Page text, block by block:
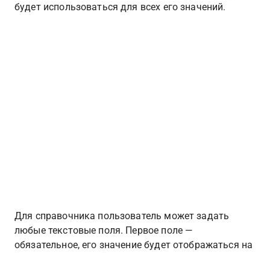
будет использоваться для всех его значений.
Для справочника пользователь может задать
любые текстовые поля. Первое поле —
обязательное, его значение будет отображаться на